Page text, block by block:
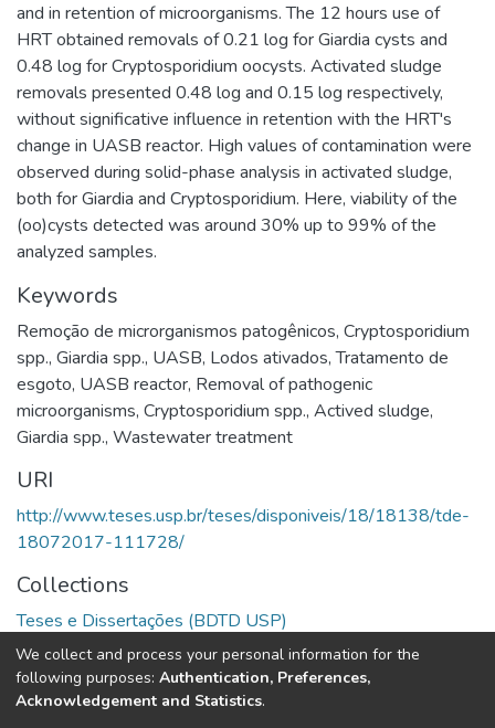
and in retention of microorganisms. The 12 hours use of
HRT obtained removals of 0.21 log for Giardia cysts and
0.48 log for Cryptosporidium oocysts. Activated sludge
removals presented 0.48 log and 0.15 log respectively,
without significative influence in retention with the HRT's
change in UASB reactor. High values of contamination were
observed during solid-phase analysis in activated sludge,
both for Giardia and Cryptosporidium. Here, viability of the
(oo)cysts detected was around 30% up to 99% of the
analyzed samples.
Keywords
Remoção de microrganismos patogênicos, Cryptosporidium
spp., Giardia spp., UASB, Lodos ativados,Tratamento de
esgoto, UASB reactor, Removal of pathogenic
microorganisms, Cryptosporidium spp., Actived sludge,
Giardia spp., Wastewater treatment
URI
http://www.teses.usp.br/teses/disponiveis/18/18138/tde-
18072017-111728/
Collections
Teses e Dissertações (BDTD USP)
Full item page
We collect and process your personal information for the
following purposes: Authentication, Preferences,
Acknowledgement and Statistics.